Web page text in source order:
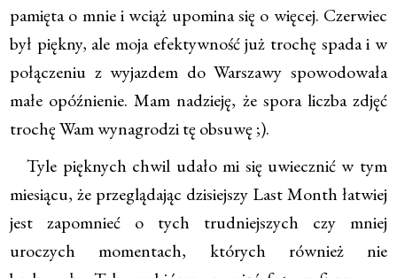
pamięta o mnie i wciąż upomina się o więcej. Czerwiec
był piękny, ale moja efektywność już trochę spada i w
połączeniu z wyjazdem do Warszawy spowodowała
małe opóźnienie. Mam nadzieję, że spora liczba zdjęć
trochę Wam wynagrodzi tę obsuwę ;).
Tyle pięknych chwil udało mi się uwiecznić w tym
miesiącu, że przeglądając dzisiejszy Last Month łatwiej
jest zapomnieć o tych trudniejszych czy mniej
uroczych momentach, których również nie